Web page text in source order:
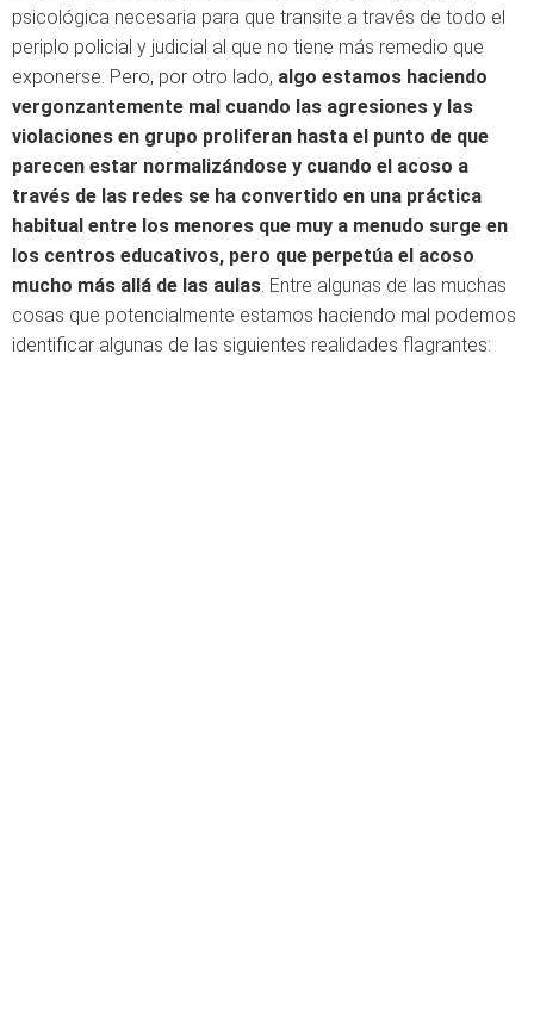
psicológica necesaria para que transite a través de todo el
periplo policial y judicial al que no tiene más remedio que
exponerse. Pero, por otro lado, algo estamos haciendo
vergonzantemente mal cuando las agresiones y las
violaciones en grupo proliferan hasta el punto de que
parecen estar normalizándose y cuando el acoso a
través de las redes se ha convertido en una práctica
habitual entre los menores que muy a menudo surge en
los centros educativos, pero que perpetúa el acoso
mucho más allá de las aulas. Entre algunas de las muchas
cosas que potencialmente estamos haciendo mal podemos
identificar algunas de las siguientes realidades flagrantes: